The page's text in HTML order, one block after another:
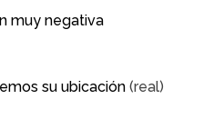
muy negativa
su ubicación(real)